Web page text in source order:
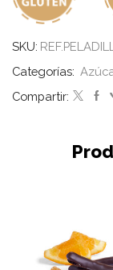
SKU:
Categorías:
Compartir: